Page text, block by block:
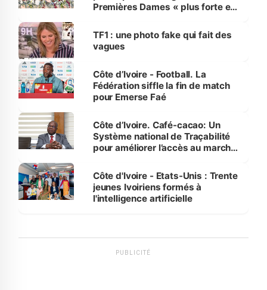
Premières Dames « plus forte et
sur la scène internationale »
TF1 : une photo fake qui fait des
vagues
Côte d’Ivoire - Football. La
Fédération siffle la fin de match
pour Emerse Faé
Côte d’Ivoire. Café-cacao: Un
Système national de Traçabilité
pour améliorer l’accès au marché
Côte d'Ivoire - Etats-Unis : Trente
jeunes Ivoiriens formés à
l'intelligence artificielle
PUBLICITÉ